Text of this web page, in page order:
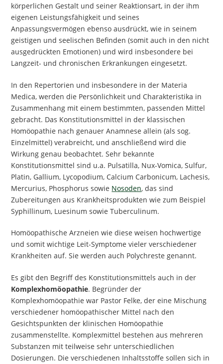
körperlichen Gestalt und seiner Reaktionsart, in der ihm
eigenen Leistungsfähigkeit und seines
Anpassungsvermögen ebenso ausdrückt, wie in seinem
geistigen und seelischen Befinden (somit auch in den nicht
ausgedrückten Emotionen) und wird insbesondere bei
Langzeit- und chronischen Erkrankungen eingesetzt.
In den Repertorien und insbesondere in der Materia
Medica, werden die Persönlichkeit und Charakteristika in
Zusammenhang mit einem bestimmten, passenden Mittel
gebracht. Das Konstitutionsmittel in der klassischen
Homöopathie nach genauer Anamnese allein (als sog.
Einzelmittel) verabreicht, und anschließend wird die
Wirkung genau beobachtet. Sehr bekannte
Konstitutionsmittel sind u.a. Pulsatilla, Nux-Vomica, Sulfur,
Platin, Gallium, Lycopodium, Calcium Carbonicum, Lachesis,
Mercurius, Phosphorus sowie Nosoden, das sind
Zubereitungen aus Krankheitsprodukten wie zum Beispiel
Syphillinum, Luesinum sowie Tuberculinum.
Homöopathische Arzneien wie diese weisen hochwertige
und somit wichtige Leit-Symptome vieler verschiedener
Krankheiten auf. Sie werden auch Polychreste genannt.
Es gibt den Begriff des Konstitutionsmittels auch in der
Komplexhomöopathie. Begründer der
Komplexhomöopathie war Pastor Felke, der eine Mischung
verschiedener homöopathischer Mittel nach den
Gesichtspunkten der klinischen Homöopathie
zusammenstellte. Komplexmittel bestehen aus mehreren
Substanzen mit teilweise sehr unterschiedlichen
Dosierungen. Die verschiedenen Inhaltsstoffe sollen sich in